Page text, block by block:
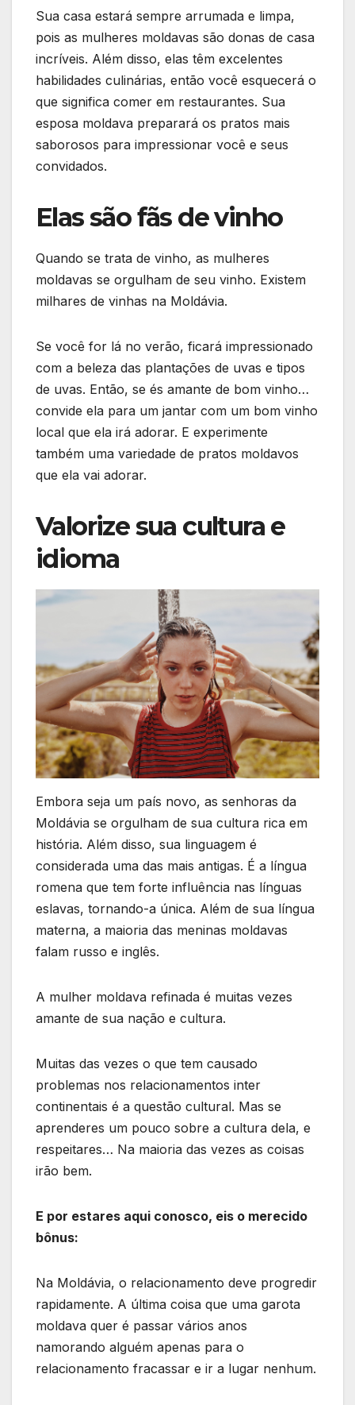
Sua casa estará sempre arrumada e limpa,
pois as mulheres moldavas são donas de casa
incríveis. Além disso, elas têm excelentes
habilidades culinárias, então você esquecerá o
que significa comer em restaurantes. Sua
esposa moldava preparará os pratos mais
saborosos para impressionar você e seus
convidados.
Elas são fãs de vinho
Quando se trata de vinho, as mulheres
moldavas se orgulham de seu vinho. Existem
milhares de vinhas na Moldávia.
Se você for lá no verão, ficará impressionado
com a beleza das plantações de uvas e tipos
de uvas. Então, se és amante de bom vinho…
convide ela para um jantar com um bom vinho
local que ela irá adorar. E experimente
também uma variedade de pratos moldavos
que ela vai adorar.
Valorize sua cultura e
idioma
Embora seja um país novo, as senhoras da
Moldávia se orgulham de sua cultura rica em
história. Além disso, sua linguagem é
considerada uma das mais antigas. É a língua
romena que tem forte influência nas línguas
eslavas, tornando-a única. Além de sua língua
materna, a maioria das meninas moldavas
falam russo e inglês.
A mulher moldava refinada é muitas vezes
amante de sua nação e cultura.
Muitas das vezes o que tem causado
problemas nos relacionamentos inter
continentais é a questão cultural. Mas se
aprenderes um pouco sobre a cultura dela, e
respeitares… Na maioria das vezes as coisas
irão bem.
E por estares aqui conosco, eis o merecido
bônus:
Na Moldávia, o relacionamento deve progredir
rapidamente. A última coisa que uma garota
moldava quer é passar vários anos
namorando alguém apenas para o
relacionamento fracassar e ir a lugar nenhum.